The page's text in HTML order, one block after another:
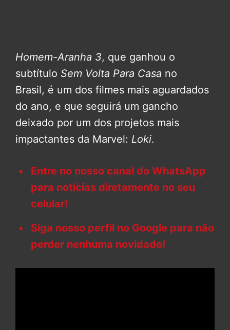
Homem-Aranha 3, que ganhou o
subtítulo Sem Volta Para Casa no
Brasil, é um dos filmes mais aguardados
do ano, e que seguirá um gancho
deixado por um dos projetos mais
impactantes da Marvel: Loki.
Entre no nosso canal do WhatsApp
para notícias diretamente no seu
celular!
Siga nosso perfil no Google para não
perder nenhuma novidade!